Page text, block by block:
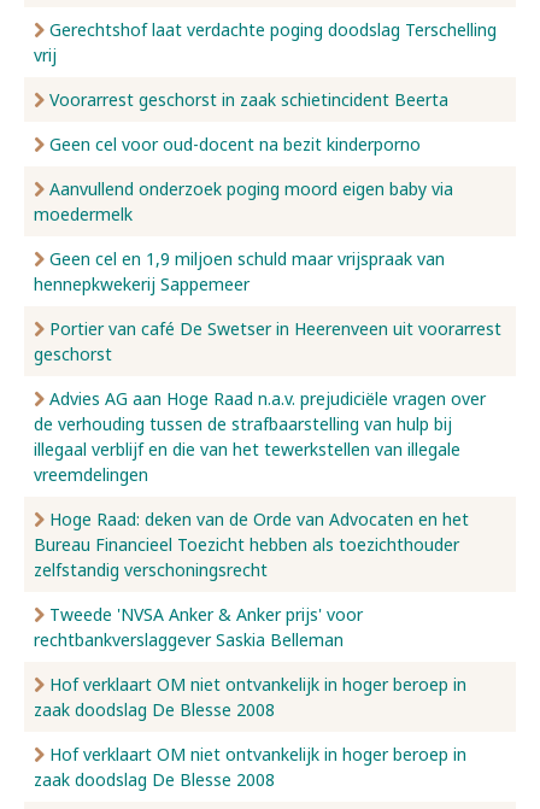
Gerechtshof laat verdachte poging doodslag Terschelling
vrij
Voorarrest geschorst in zaak schietincident Beerta
Geen cel voor oud-docent na bezit kinderporno
Aanvullend onderzoek poging moord eigen baby via
moedermelk
Geen cel en 1,9 miljoen schuld maar vrijspraak van
hennepkwekerij Sappemeer
Portier van café De Swetser in Heerenveen uit voorarrest
geschorst
Advies AG aan Hoge Raad n.a.v. prejudiciële vragen over
de verhouding tussen de strafbaarstelling van hulp bij
illegaal verblijf en die van het tewerkstellen van illegale
vreemdelingen
Hoge Raad: deken van de Orde van Advocaten en het
Bureau Financieel Toezicht hebben als toezichthouder
zelfstandig verschoningsrecht
Tweede 'NVSA Anker & Anker prijs' voor
rechtbankverslaggever Saskia Belleman
Hof verklaart OM niet ontvankelijk in hoger beroep in
zaak doodslag De Blesse 2008
Hof verklaart OM niet ontvankelijk in hoger beroep in
zaak doodslag De Blesse 2008